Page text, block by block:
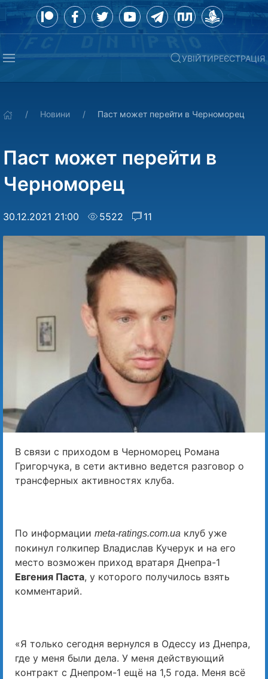
УВІЙТИРЕЄСТРАЦІЯ
Новини Паст может перейти в Черноморец
Паст может перейти в
Черноморец
30.12.2021 21:00 5522 11
В связи с приходом в Черноморец Романа
Григорчука, в сети активно ведется разговор о
трансферных активностях клуба.
По информации meta-ratings.com.ua клуб уже
покинул голкипер Владислав Кучерук и на его
место возможен приход вратаря Днепра-1
Евгения Паста, у которого получилось взять
комментарий.
«Я только сегодня вернулся в Одессу из Днепра,
где у меня были дела. У меня действующий
контракт с Днепром-1 ещё на 1,5 года. Меня всё